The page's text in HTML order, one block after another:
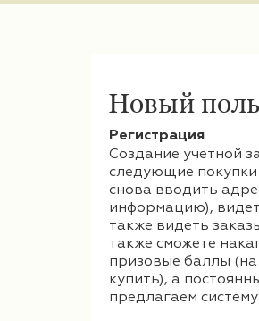
Часы
Новый
Регистрация
Создание учетной
следующие покупки
снова вводить
информацию),
также видеть
также сможете
призовые баллы
купить), а
предлагаем